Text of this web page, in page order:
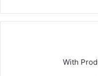
With